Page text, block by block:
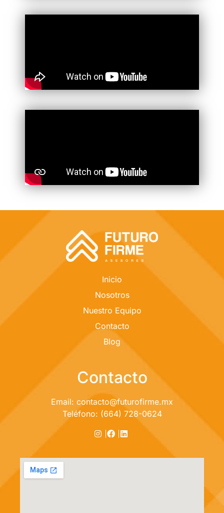
Inicio
Nosotros
Nuestro Equipo
Contacto
Blog
Contacto
Email: contacto@futurofirme.mx
Teléfono: (664) 728-0624